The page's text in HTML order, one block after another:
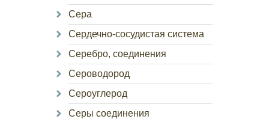
Сера
Сердечно-сосудистая система
Серебро, соединения
Сероводород
Сероуглерод
Серы соединения